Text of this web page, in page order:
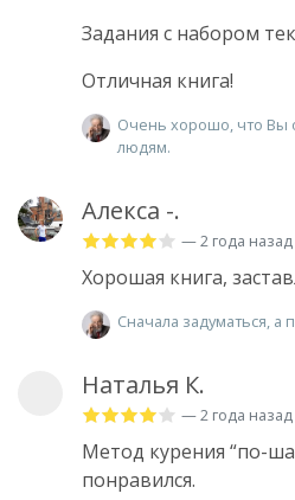
Задания с набором
Отличная книга!
Очень хорошо, что Вы
людям.
Алекса -.
— 2 года назад
Хорошая книга,
Сначала задуматься, а
Наталья К.
— 2 года назад
Метод курения “по-
понравился.